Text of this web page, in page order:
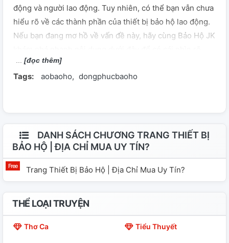
động và người lao động. Tuy nhiên, có thể bạn vẫn chưa
hiểu rõ về các thành phần của thiết bị bảo hộ lao động.
Nếu bạn đang mơ hồ về vấn đề này, hãy cùng Bảo Hộ JK
ràng hơn nhé!
[đọc thêm]
Tags: aobaoho dongphucbaoho
DANH SÁCH CHƯƠNG TRANG THIẾT BỊ
BẢO HỘ | ĐỊA CHỈ MUA UY TÍN?
Trang Thiết Bị Bảo Hộ | Địa Chỉ Mua Uy Tín?
THỂ LOẠI TRUYỆN
Thơ Ca Tiểu Thuyết